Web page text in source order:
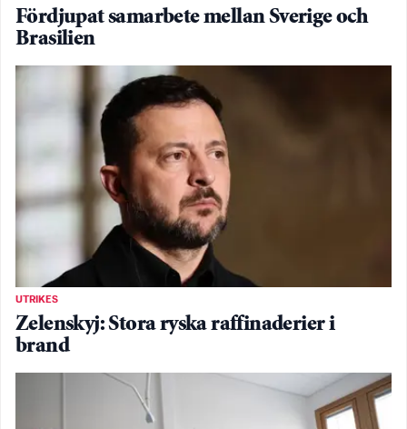
Fördjupat samarbete mellan Sverige och
Brasilien
UTRIKES
Zelenskyj: Stora ryska raffinaderier i
brand